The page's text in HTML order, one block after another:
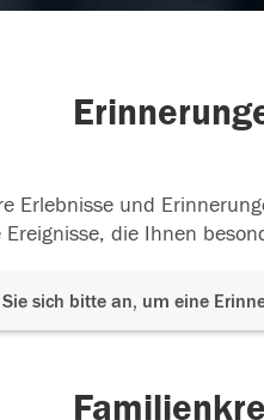
Erlebnisse und
die Ihnen
sich bitte an, um eine